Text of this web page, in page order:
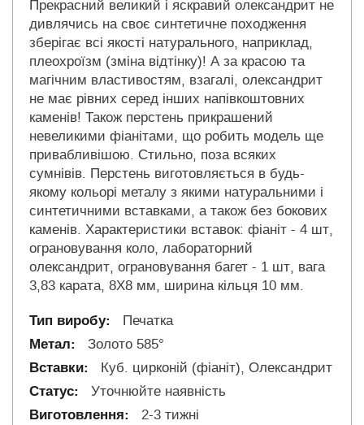
Прекрасний великий і яскравий олександрит не
дивлячись на своє синтетичне походження
зберігає всі якості натурального, наприклад,
плеохроїзм (зміна відтінку)! А за красою та
магічним властивостям, взагалі, олександрит
не має рівних серед інших напівкоштовних
каменів! Також перстень прикрашений
невеликими фіанітами, що робить модель ще
привабливішою. Стильно, поза всяких
сумнівів. Перстень виготовляється в будь-
якому кольорі металу з якими натуральними і
синтетичними вставками, а також без бокових
каменів. Характеристики вставок: фіаніт - 4 шт,
ограновування коло, лабораторний
олександрит, ограновування багет - 1 шт, вага
3,83 карата, 8Х8 мм, ширина кільця 10 мм.
Печатка
Золото 585°
Куб. цирконій (фіаніт), Олександрит
Уточнюйте наявність
2-3 тижні